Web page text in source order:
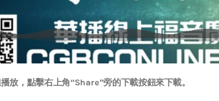
放，點擊右上角“Share”旁的下載按鈕來下載。